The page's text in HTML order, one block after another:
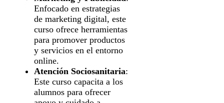
Enfocado en estrategias
de marketing digital, este
curso ofrece herramientas
para promover productos
y servicios en el entorno
online.
Atención Sociosanitaria:
Este curso capacita a los
alumnos para ofrecer